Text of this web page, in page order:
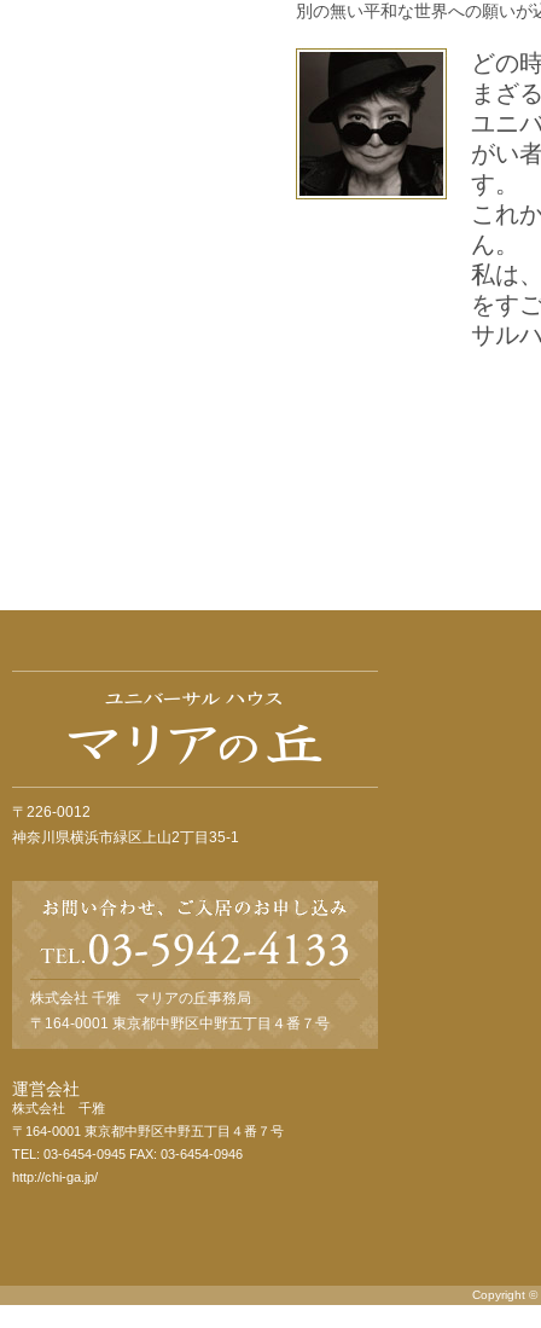
別の無い平和な世界への願いが
どの
まざ
ユニ
がい
す。
これ
ん。
私は
をす
サル
〒226-0012
神奈川県横浜市緑区上山2丁目35-1
株式会社 千雅 マリアの丘事務局
〒164-0001 東京都中野区中野五丁目４番７号
運営会社
株式会社 千雅
〒164-0001 東京都中野区中野五丁目４番７号
TEL: 03-6454-0945 FAX: 03-6454-0946
http://chi-ga.jp/
Copyright ©